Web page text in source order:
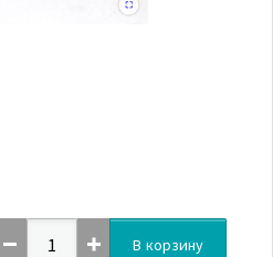
В корзину